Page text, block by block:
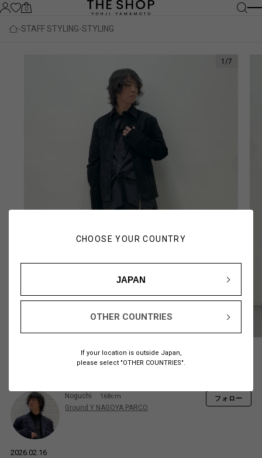
CHOOSE YOUR COUNTRY
JAPAN
OTHER COUNTRIES
If your location is outside Japan,
please select "OTHER COUNTRIES".
0
STAFF STYLING STYLING
1 /7
Noguchi 168cm
Ground Y NAGOYA PARCO
フォロー
2026.02.16